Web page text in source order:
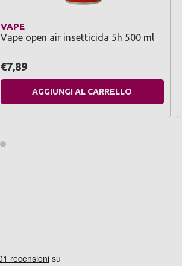
VAPE
Vape open air insetticida 5h 500 ml
€7,89
AGGIUNGI AL CARRELLO